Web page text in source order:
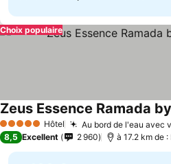
Choix populaire
5 Étoiles Hôtel Au bord de l'eau avec
Zeus Essence Ramada
8,5 Excellent 2 960 à 17.2 km de